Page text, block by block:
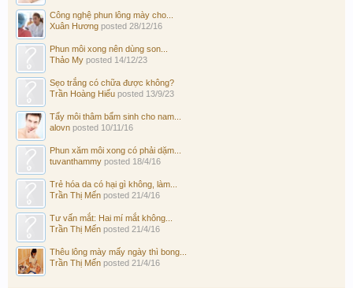
Công nghệ phun lông mày cho...
Xuân Hương posted 28/12/16
Phun môi xong nên dùng son...
Thảo My posted 14/12/23
Sẹo trắng có chữa được không?
Trần Hoàng Hiếu posted 13/9/23
Tẩy môi thâm bẩm sinh cho nam...
alovn posted 10/11/16
Phun xăm môi xong có phải dặm...
tuvanthammy posted 18/4/16
Trẻ hóa da có hại gì không, làm...
Trần Thị Mến posted 21/4/16
Tư vấn mắt: Hai mí mắt không...
Trần Thị Mến posted 21/4/16
Thêu lông mày mấy ngày thì bong...
Trần Thị Mến posted 21/4/16